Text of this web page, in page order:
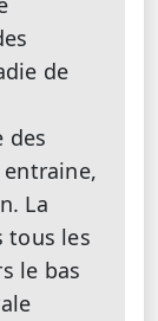
de
des
La
tous les
le bas